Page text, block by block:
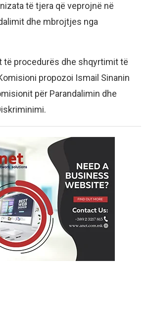
të tjera që veprojnë në
dhe mbrojtjes nga
të procedurës dhe shqyrtimit të
propozoi Ismail Sinanin
për Parandalimin dhe